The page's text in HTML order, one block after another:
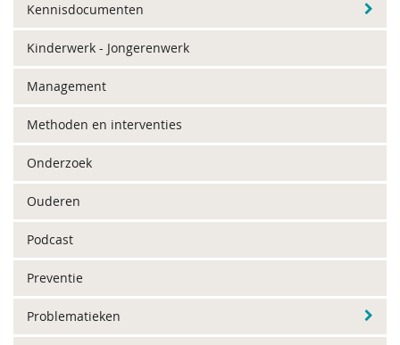
Kennisdocumenten
Kinderwerk - Jongerenwerk
Management
Methoden en interventies
Onderzoek
Ouderen
Podcast
Preventie
Problematieken